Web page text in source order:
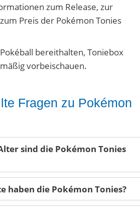
zum Release, zur
Preis der Pokémon Tonies
bereithalten, Toniebox
vorbeischauen.
Fragen zu Pokémon
sind die Pokémon Tonies
haben die Pokémon Tonies?